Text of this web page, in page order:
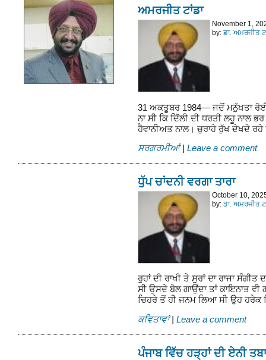
ਅਮਰਜੀਤ ਟਾਂਡਾ
November 1,
by: ਡਾ. ਅਮਰਜੀਤ
31 ਅਕਤੂਬਰ 1984— ਜਦੋਂ ਮਨੁੱਖਤਾ ਰੋਈ
ਨਾ ਸੀ ਕਿ ਦਿੱਲੀ ਦੀ ਧਰਤੀ ਲਹੂ
ਹੈਵਾਨੀਅਤ ਨਾਲ। ਚੁਰਾਹੇ ਰੁੱਖ ਦੇਖਦੇ
ਸਰਗਰਮੀਆਂ | Leave a comment
ਧੁੱਪ ਚਾਂਦਨੀ ਵਰਗਾ ਤਾਰਾ
October 10,
by: ਡਾ. ਅਮਰਜੀਤ
ਰੁਹਾਂ ਦੀ ਰਾਖੀ ਤੇ ਸੁਰਾਂ ਦਾ ਰਾਜਾ
ਸੀ ਉਸਦੇ ਬੋਲ ਗਾਉਂਦਾ ਤਾਂ ਕਾਇਨਾਤ
ਚਿਹਰੇ ਤੋਂ ਹੀ ਜਨਮ ਲਿਆ ਸੀ ਉਹ
ਕਵਿਤਾਵਾਂ | Leave a comment
ਪੰਜਾਬ ਵਿੱਚ ਹੜ੍ਹਾਂ ਦੀ ਏਨੀ